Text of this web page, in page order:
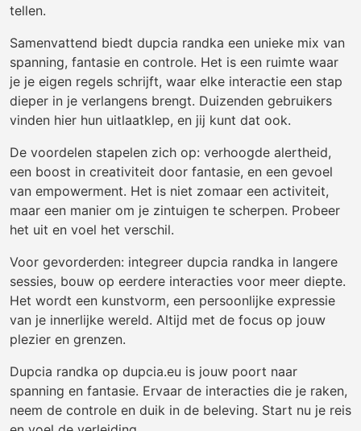
tellen.
Samenvattend biedt dupcia randka een unieke mix van
spanning, fantasie en controle. Het is een ruimte waar
je je eigen regels schrijft, waar elke interactie een stap
dieper in je verlangens brengt. Duizenden gebruikers
vinden hier hun uitlaatklep, en jij kunt dat ook.
De voordelen stapelen zich op: verhoogde alertheid,
een boost in creativiteit door fantasie, en een gevoel
van empowerment. Het is niet zomaar een activiteit,
maar een manier om je zintuigen te scherpen. Probeer
het uit en voel het verschil.
Voor gevorderden: integreer dupcia randka in langere
sessies, bouw op eerdere interacties voor meer diepte.
Het wordt een kunstvorm, een persoonlijke expressie
van je innerlijke wereld. Altijd met de focus op jouw
plezier en grenzen.
Dupcia randka op dupcia.eu is jouw poort naar
spanning en fantasie. Ervaar de interacties die je raken,
neem de controle en duik in de beleving. Start nu je reis